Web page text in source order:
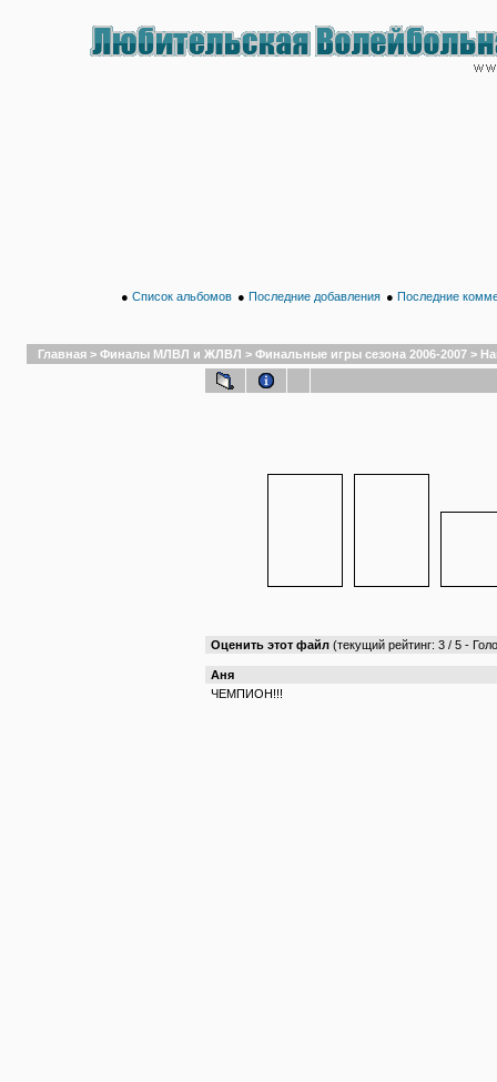
● Список альбомов ● Последние добавления ● Последние
Главная > Финалы МЛВЛ и ЖЛВЛ > Финальные игры сезона 2006-2007 >
Оценить этот файл (текущий рейтинг: 3 / 5 -
Аня
ЧЕМПИОН!!!